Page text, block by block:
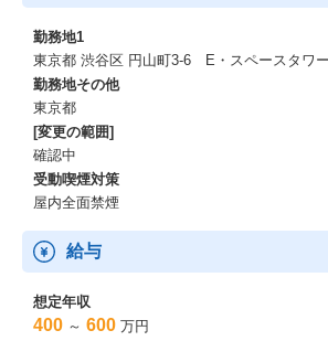
勤務地1
東京都 渋谷区 円山町3-6 E・スペースタワ
勤務地その他
東京都
[変更の範囲]
確認中
受動喫煙対策
屋内全面禁煙
給与
想定年収
400 ～ 600 万円